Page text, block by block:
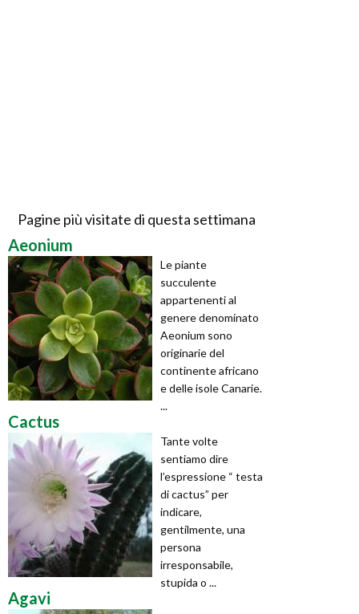
Pagine più visitate di questa settimana
Aeonium
Le piante
succulente
appartenenti al
genere denominato
Aeonium sono
originarie del
continente africano
e delle isole Canarie.
...
Cactus
Tante volte
sentiamo dire
l’espressione “ testa
di cactus” per
indicare,
gentilmente, una
persona
irresponsabile,
stupida o ...
Agavi